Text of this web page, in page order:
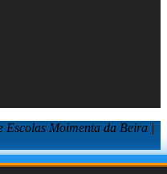
Moimenta da Beira |